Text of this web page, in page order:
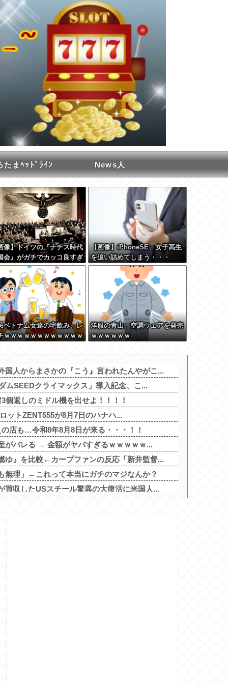
たまﾍｯﾄﾞﾗｲﾝ News人
像】ドイツの『ナチス時代
会』がガチでカッコ良すぎ
【画像】iPhoneSE、女子高生
を追い詰めてしまう・・・
ベトナム女達の宅飲み、レ
ｗｗｗｗｗｗｗｗｗｗｗｗ
洋服の青山、空調ウェアを発売
ｗｗｗｗｗｗ
国人からまさかの『こう』言われたんやがこ...
ムSEEDクライマックス」導入記念、こ...
個返しのミドル機を出せよ！！！！
ットZENT555が8月7日のハナハ...
店も…令和8年8月8日が来る・・・！！
がバレる → 金額がヤバすぎるｗｗｗｗｗ...
ゆ』を比較←カープファンの反応「新井監督...
無理」←これって本当にガチのマジなんか？
買収したUSスチール驚異の大復活に米国人...